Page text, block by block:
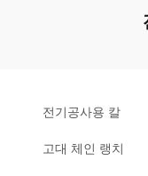
전기공사용 칼
고대 체인 랭치